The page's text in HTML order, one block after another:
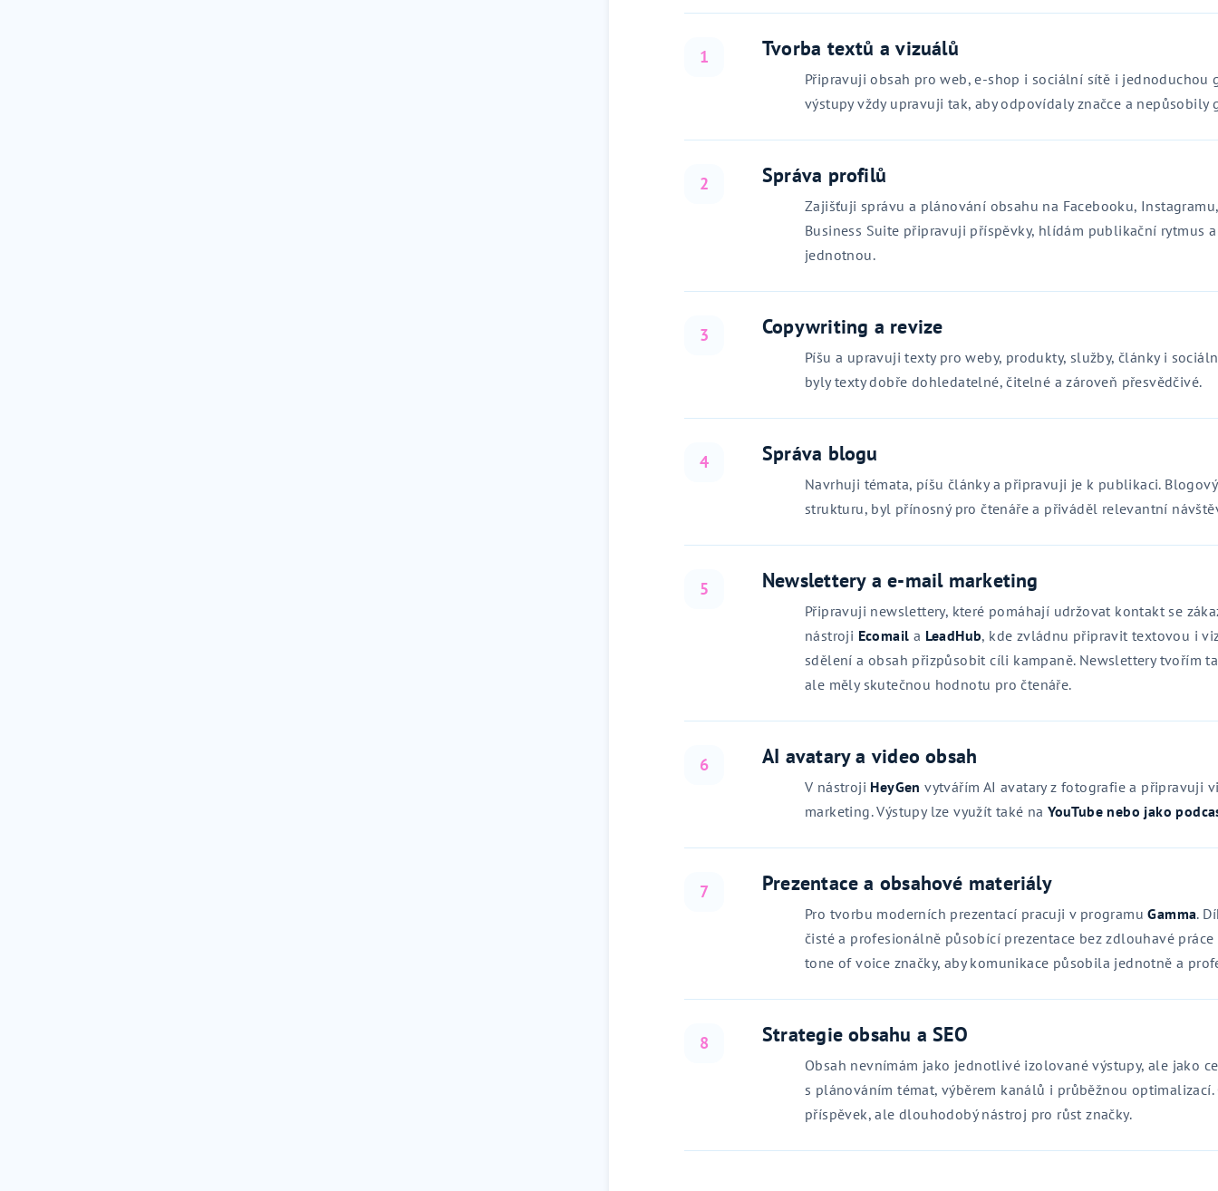
1 Tvorba textů a vizuálů
Připravuji obsah pro web, e‑shop i sociální sítě i jednoduchou
výstupy vždy upravuji tak, aby odpovídaly značce a nepůsobily
2 Správa profilů
Zajišťuji správu a plánování obsahu na Facebooku,
Business Suite připravuji příspěvky, hlídám publikační rytmus
jednotnou.
3 Copywriting a revize
Píšu a upravuji texty pro weby, produkty, služby, články i
byly texty dobře dohledatelné, čitelné a zároveň přesvědčivé.
4 Správa blogu
Navrhuji témata, píšu články a připravuji je k publikaci.
strukturu, byl přínosný pro čtenáře a přiváděl relevantní
5 Newslettery a e‑mail marketing
Připravuji newslettery, které pomáhají udržovat kontakt se
nástroji Ecomail a LeadHub, kde zvládnu připravit textovou i
sdělení a obsah přizpůsobit cíli kampaně. Newslettery tvořím
ale měly skutečnou hodnotu pro čtenáře.
6 AI avatary a video obsah
V nástroji HeyGen vytvářím AI avatary z fotografie a připravuji
marketing. Výstupy lze využít také naYouTube nebo jako
7 Prezentace a obsahové materiály
Pro tvorbu moderních prezentací pracuji v programuGamma.
čisté a profesionálně působící prezentace bez zdlouhavé
tone of voice značky, aby komunikace působila jednotně a
8 Strategie obsahu a SEO
Obsah nevnímám jako jednotlivé izolované výstupy, ale jako
s plánováním témat, výběrem kanálů i průběžnou
příspěvek, ale dlouhodobý nástroj pro růst značky.